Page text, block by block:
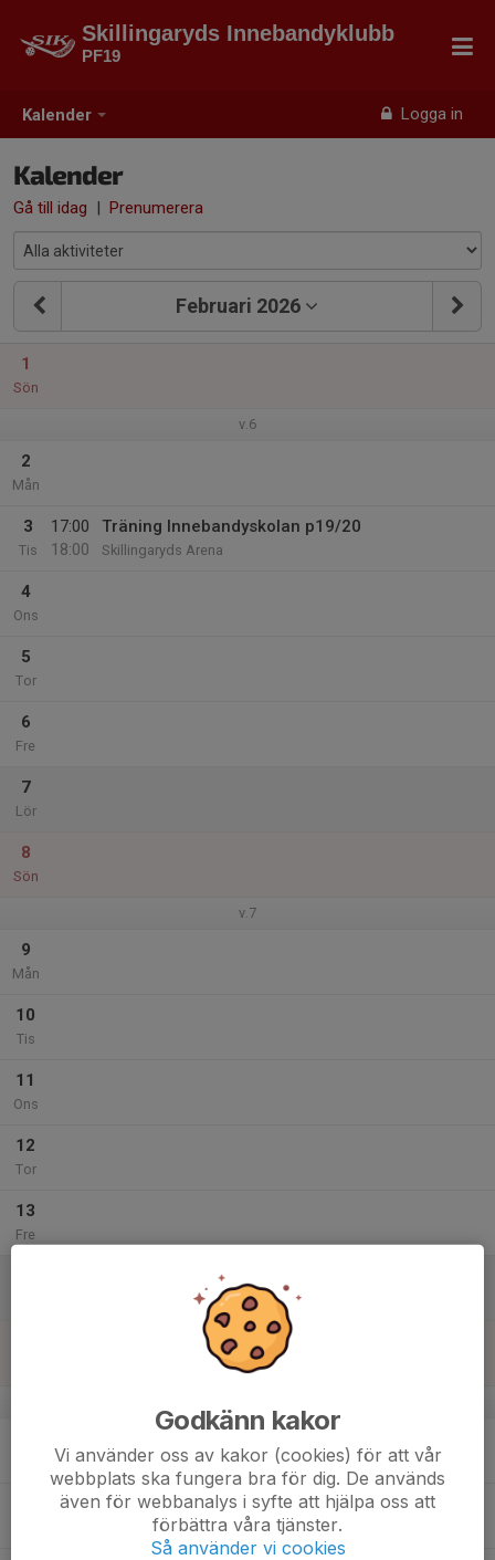
Kalender Logga in
Skillingaryds Innebandyklubb
PF19
Kalender
Gå till idag | Prenumerera
Februari 2026
1
Sön
v.6
2
Mån
3
Tis
17:00
18:00
Träning Innebandyskolan p19/20
Skillingaryds Arena
4
Ons
5
Tor
6
Fre
7
Lör
8
Sön
v.7
9
Mån
10
Tis
11
Ons
12
Tor
13
Fre
17:00
Träning Innebandyskolan p19/20
Skillingaryds Arena
Godkänn kakor
Vi använder oss av kakor (cookies) för att vår
webbplats ska fungera bra för dig. De används
även för webbanalys i syfte att hjälpa oss att
förbättra våra tjänster.
Så använder vi cookies